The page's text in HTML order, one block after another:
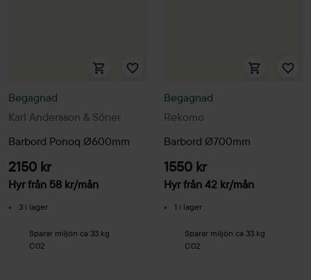
Karl Andersson & Söner
Begagnad
Barbord Ponoq Ø600mm
2150 kr
Hyr från 58 kr/mån
3 i lager
Sparar miljön ca 33 kg
C02
Rekomo
Begagnad
Barbord Ø700mm
1550 kr
Hyr från 42 kr/mån
1 i lager
Sparar miljön ca 33 kg
C02